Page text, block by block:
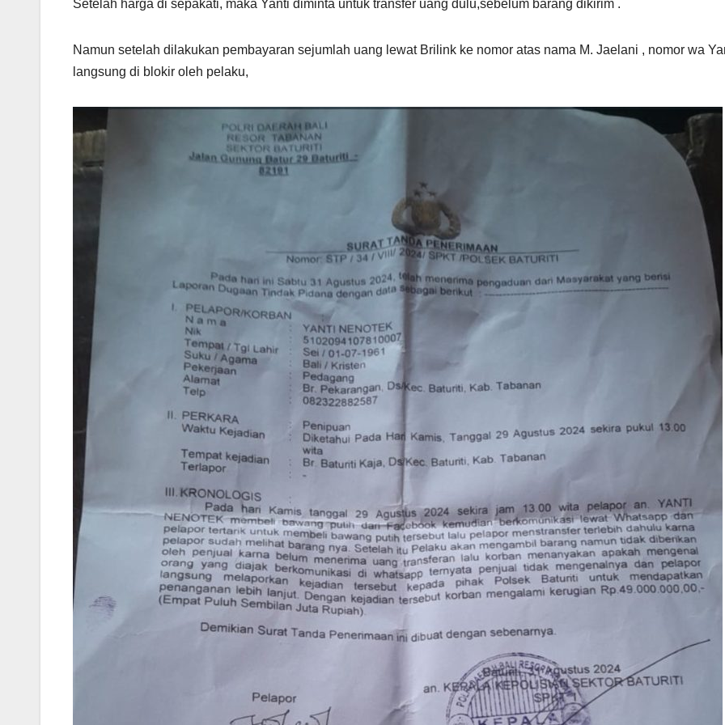
Setelah harga di sepakati, maka Yanti diminta untuk transfer uang dulu,sebelum barang dikirim .
Namun setelah dilakukan pembayaran sejumlah uang lewat Brilink ke nomor atas nama M. Jaelani , nomor wa
langsung di blokir oleh pelaku,